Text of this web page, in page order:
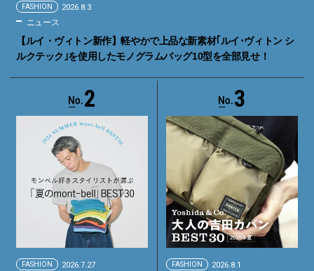
FASHION 2026.8.3
ニュース
【ルイ・ヴィトン新作】軽やかで上品な新素材｢ルイ･ヴィトン シ
ルクテック｣を使用したモノグラムバッグ10型を全部見せ！
2
FASHION 2026.7.27
3
FASHION 2026.8.1